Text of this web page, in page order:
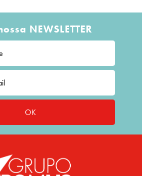
NEWSLETTER
OK